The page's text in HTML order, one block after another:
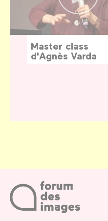
Master class
d'Agnès Varda